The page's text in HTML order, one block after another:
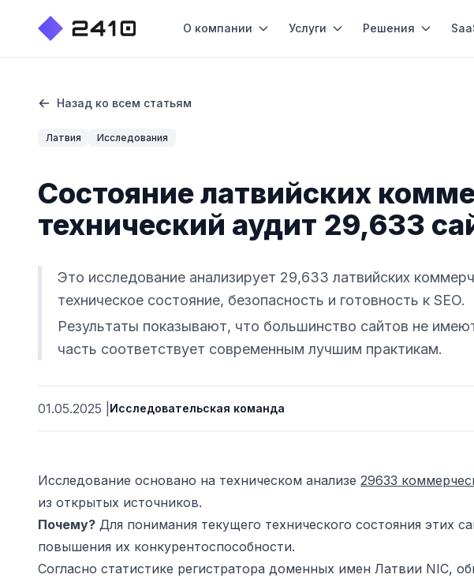
О компании Услуги Решения
Назад ко всем статьям
Латвия Исследования
Состояние латвийских
технический аудит 29,633
Это исследование анализирует 29,633 латвийских
техническое состояние, безопасность и готовность к SEO.
Результаты показывают, что большинство сайтов не
часть соответствует современным лучшим практикам.
01.05.2025 Исследовательская команда
Исследование основано на техническом анализе 29633
из открытых источников.
Почему? Для понимания текущего технического состояния этих
повышения их конкурентоспособности.
Согласно статистике регистратора доменных имен Латвии NIC,